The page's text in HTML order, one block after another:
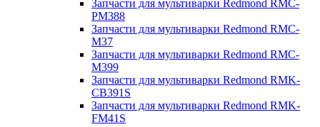
Запчасти для мультиварки Redmond RMC-
PM388
Запчасти для мультиварки Redmond RMC-
M37
Запчасти для мультиварки Redmond RMC-
M399
Запчасти для мультиварки Redmond RMK-
CB391S
Запчасти для мультиварки Redmond RMK-
FM41S